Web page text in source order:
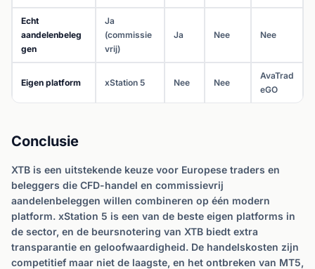
Echt
aandelenbeleg
gen
Ja
(commissie
vrij)
Ja Nee Nee
Eigen platform xStation 5 Nee Nee
AvaTrad
eGO
Conclusie
XTB is een uitstekende keuze voor Europese traders en
beleggers die CFD-handel en commissievrij
aandelenbeleggen willen combineren op één modern
platform. xStation 5 is een van de beste eigen platforms in
de sector, en de beursnotering van XTB biedt extra
transparantie en geloofwaardigheid. De handelskosten zijn
competitief maar niet de laagste, en het ontbreken van MT5,